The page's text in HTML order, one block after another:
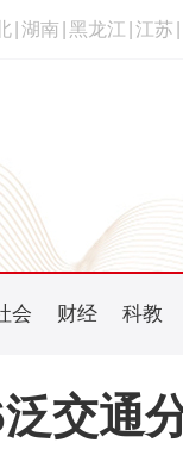
湖南 黑龙江 江苏
会 财经 科教
交通